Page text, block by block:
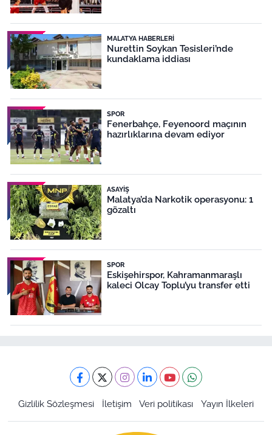
MALATYA HABERLERI
Nurettin Soykan Tesisleri’nde
kundaklama iddiası
SPOR
Fenerbahçe, Feyenoord maçının
hazırlıklarına devam ediyor
ASAYIŞ
Malatya’da Narkotik operasyonu: 1
gözaltı
SPOR
Eskişehirspor, Kahramanmaraşlı
kaleci Olcay Toplu’yu transfer etti
Gizlilik Sözleşmesi İletişim Veri politikası Yayın İlkeleri